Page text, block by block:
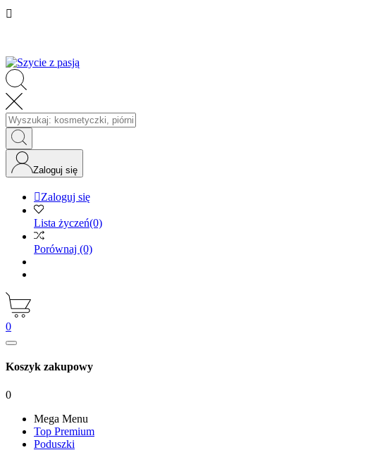

Zaloguj się
Zaloguj się
Lista życzeń(0)
Porównaj (0)
0
Koszyk zakupowy
0
Mega Menu
Top Premium
Poduszki